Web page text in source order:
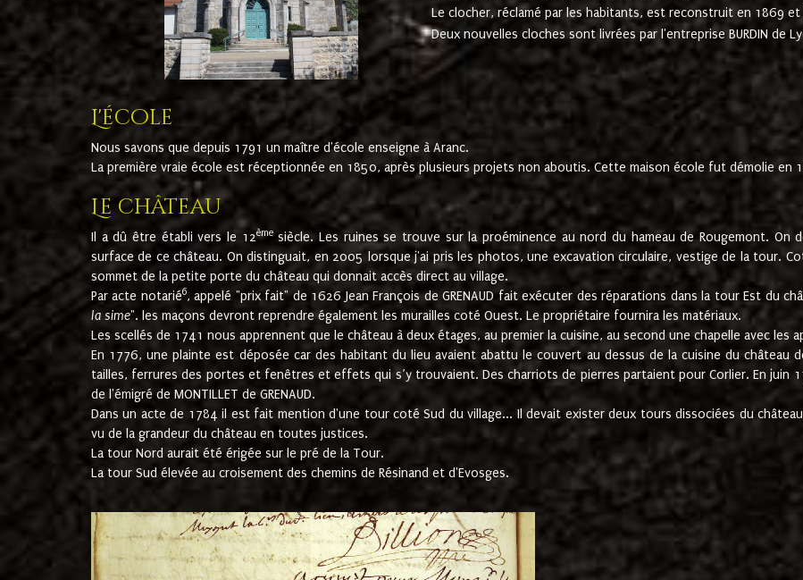
Le clocher, réclamé par les habitants, est reconstruit en 1869
Deux nouvelles cloches sont livrées par l'entreprise BURDIN de
L'école
Nous savons que depuis 1791 un maître d'école enseigne à Aranc.
La première vraie école est réceptionnée en 1850, après plusieurs projets non aboutis. Cette maison école fut démolie en
Le château
Il a dû être établi vers le 12èmesiècle. Les ruines se trouve sur la proéminence au nord du hameau de Rougemont. On
surface de ce château. On distinguait, en 2005 lorsque j'ai pris les photos, une excavation circulaire, vestige de la tour.
sommet de la petite porte du château qui donnait accès direct au village.
Par acte notarié6, appelé "prix fait" de 1626 Jean François de GRENAUD fait exécuter des réparations dans la tour Est du
la sime". les maçons devront reprendre également les murailles coté Ouest. Le propriétaire fournira les matériaux.
Les scellés de 1741 nous apprennent que le château à deux étages, au premier la cuisine, au second une chapelle avec les
En 1776, une plainte est déposée car des habitant du lieu avaient abattu le couvert au dessus de la cuisine du château
tailles, ferrures des portes et fenêtres et effets qui s’y trouvaient. Des charriots de pierres partaient pour Corlier. En juin
de l'émigré de MONTILLET de GRENAUD.
Dans un acte de 1784 il est fait mention d'une tour coté Sud du village... Il devait exister deux tours dissociées du
vu de la grandeur du château en toutes justices.
La tour Nord aurait été érigée sur le pré de la Tour.
La tour Sud élevée au croisement des chemins de Résinand et d'Evosges.